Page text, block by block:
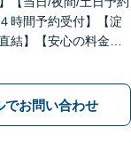
時間予約受付】【淀
結】【安心の料金体
でお問い合わせ